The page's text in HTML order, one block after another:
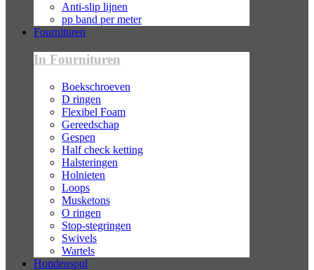
Anti-slip lijnen
pp band per meter
Fournituren
In Fournituren
Boekschroeven
D ringen
Flexibel Foam
Gereedschap
Gespen
Half check ketting
Halsteringen
Holnieten
Loops
Musketons
O ringen
Stop-stegringen
Swivels
Wartels
Hondenspul